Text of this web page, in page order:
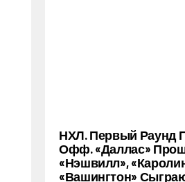
НХЛ. Первый Раунд
Офф. «Даллас»
«Нэшвилл»,
«Вашингтон»